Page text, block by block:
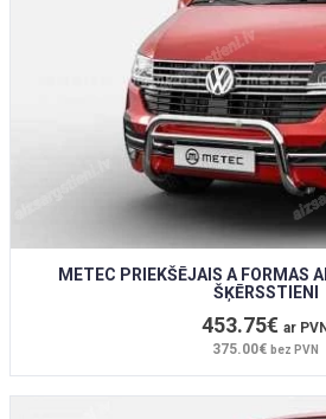
METEC PRIEKŠĒJAIS A FORMAS
ŠĶĒRSSTIENI
453.75€ ar PVN
375.00€ bez PVN